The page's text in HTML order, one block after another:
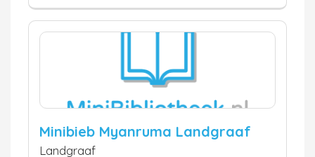
Minibieb Myanruma Landgraaf
Landgraaf